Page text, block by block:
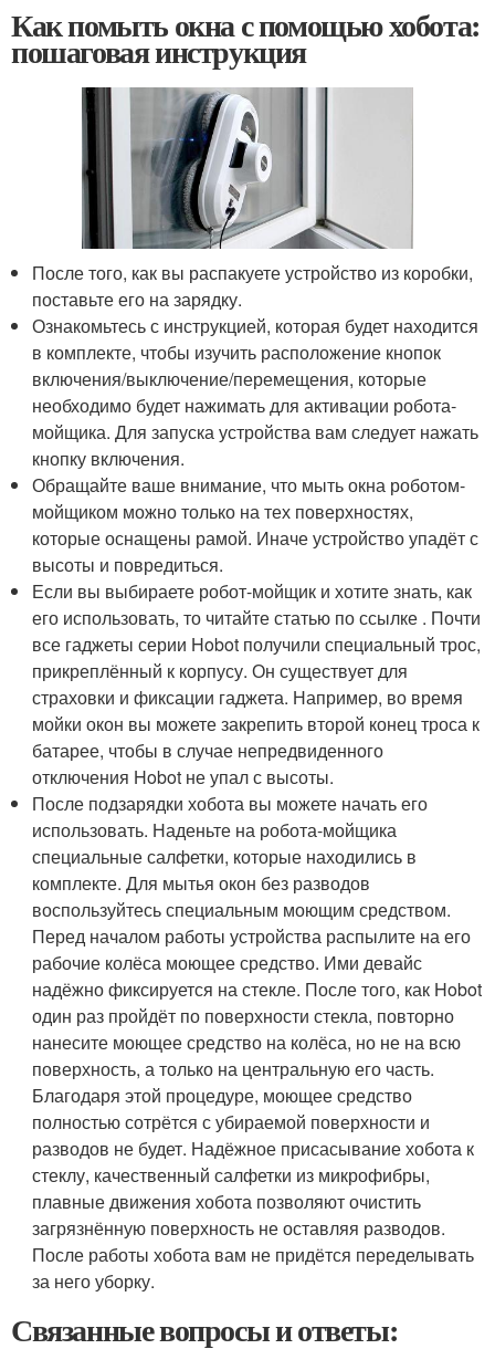
Как помыть окна с помощью хобота:
пошаговая инструкция
После того, как вы распакуете устройство из коробки,
поставьте его на зарядку.
Ознакомьтесь с инструкцией, которая будет находится
в комплекте, чтобы изучить расположение кнопок
включения/выключение/перемещения, которые
необходимо будет нажимать для активации робота-
мойщика. Для запуска устройства вам следует нажать
кнопку включения.
Обращайте ваше внимание, что мыть окна роботом-
мойщиком можно только на тех поверхностях,
которые оснащены рамой. Иначе устройство упадёт с
высоты и повредиться.
Если вы выбираете робот-мойщик и хотите знать, как
его использовать, то читайте статью по ссылке . Почти
все гаджеты серии Hobot получили специальный трос,
прикреплённый к корпусу. Он существует для
страховки и фиксации гаджета. Например, во время
мойки окон вы можете закрепить второй конец троса к
батарее, чтобы в случае непредвиденного
отключения Hobot не упал с высоты.
После подзарядки хобота вы можете начать его
использовать. Наденьте на робота-мойщика
специальные салфетки, которые находились в
комплекте. Для мытья окон без разводов
воспользуйтесь специальным моющим средством.
Перед началом работы устройства распылите на его
рабочие колёса моющее средство. Ими девайс
надёжно фиксируется на стекле. После того, как Hobot
один раз пройдёт по поверхности стекла, повторно
нанесите моющее средство на колёса, но не на всю
поверхность, а только на центральную его часть.
Благодаря этой процедуре, моющее средство
полностью сотрётся с убираемой поверхности и
разводов не будет. Надёжное присасывание хобота к
стеклу, качественный салфетки из микрофибры,
плавные движения хобота позволяют очистить
загрязнённую поверхность не оставляя разводов.
После работы хобота вам не придётся переделывать
за него уборку.
Связанные вопросы и ответы: